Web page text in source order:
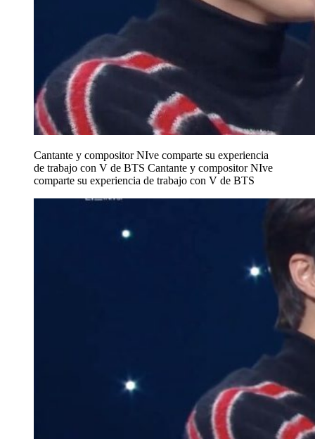
Cantante y compositor NIve comparte su experiencia
de trabajo con V de BTS Cantante y compositor NIve
comparte su experiencia de trabajo con V de BTS